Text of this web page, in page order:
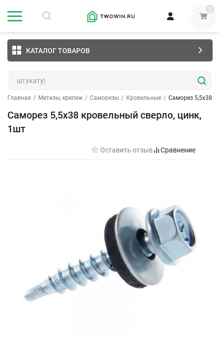
0
КАТАЛОГ ТОВАРОВ
Главная / Метизы, крепеж / Саморезы / Кровельные / Саморез 5,5х38
Саморез 5,5х38 кровельный сверло, цинк,
1шт
Оставить отзыв Сравнение